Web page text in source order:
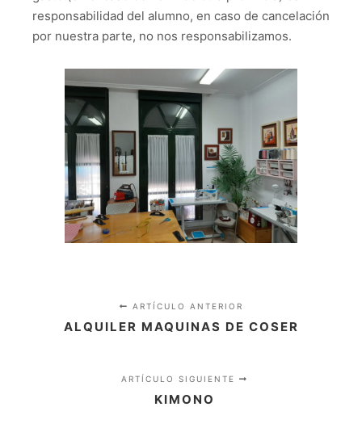
responsabilidad del alumno, en caso de cancelación
por nuestra parte, no nos responsabilizamos.
ARTÍCULO ANTERIOR
ALQUILER MAQUINAS DE COSER
ARTÍCULO SIGUIENTE
KIMONO